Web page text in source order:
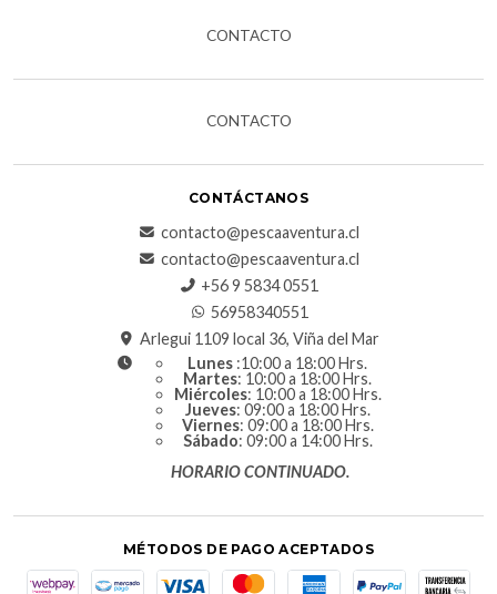
CONTACTO
CONTACTO
CONTÁCTANOS
contacto@pescaaventura.cl
contacto@pescaaventura.cl
+56 9 5834 0551
56958340551
Arlegui 1109 local 36, Viña del Mar
Lunes :10:00 a 18:00 Hrs.
Martes: 10:00 a 18:00 Hrs.
Miércoles: 10:00 a 18:00 Hrs.
Jueves: 09:00 a 18:00 Hrs.
Viernes: 09:00 a 18:00 Hrs.
Sábado: 09:00 a 14:00 Hrs.
HORARIO CONTINUADO.
MÉTODOS DE PAGO ACEPTADOS